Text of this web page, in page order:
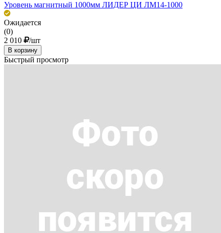
Уровень магнитный 1000мм ЛИДЕР ЦИ ЛМ14-1000
Ожидается
(0)
2 010
/шт
В корзину
Быстрый просмотр